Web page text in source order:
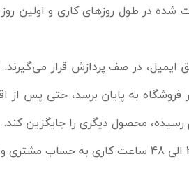
شده در طول روزهای کاری و اولین
در صف پردازش قرار می‏‌گیرند.
به پایان برسد، حتی پس از
محصول دیگری را جایگزین کند.